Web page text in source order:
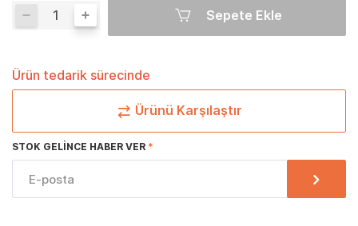
Sepete Ekle
Ürün tedarik sürecinde
Ürünü Karşılaştır
STOK GELINCE HABER VER